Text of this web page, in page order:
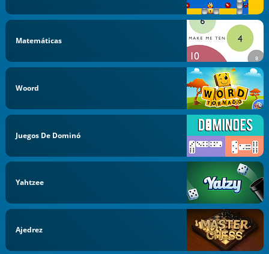
Matemáticas
Woord
Juegos De Dominó
Yahtzee
Ajedrez